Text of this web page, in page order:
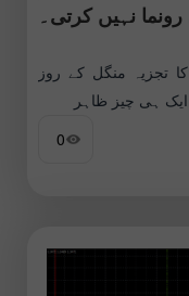
نہیں کرتی۔
کے چارٹ کا تجزیہ منگل کے روز
ہی چیز ظاہر
0